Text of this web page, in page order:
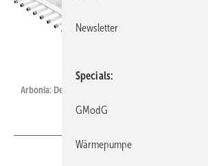
Arbonia: Deckenstrahlplatte DEG2.
Newsletter
Specials
GModG
Wärmepumpe